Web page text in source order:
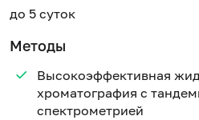
до 5 суток
Методы
Высокоэффективная
хроматография с
спектрометрией